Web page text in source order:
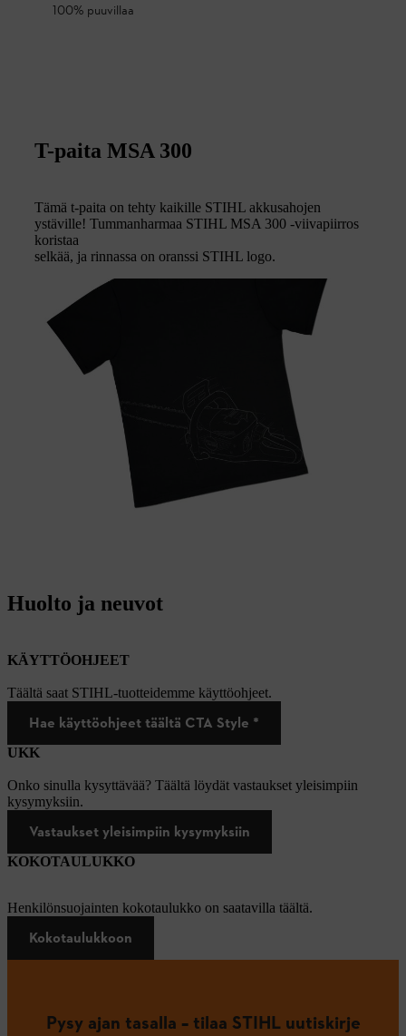
100% puuvillaa
T-paita MSA 300
Tämä t-paita on tehty kaikille STIHL akkusahojen
ystäville! Tummanharmaa STIHL MSA 300 -viivapiirros
koristaa
selkää, ja rinnassa on oranssi STIHL logo.
Huolto ja neuvot
KÄYTTÖOHJEET
Täältä saat STIHL-tuotteidemme käyttöohjeet.
Hae käyttöohjeet täältä CTA Style *
UKK
Onko sinulla kysyttävää? Täältä löydät vastaukset yleisimpiin
kysymyksiin.
Vastaukset yleisimpiin kysymyksiin
KOKOTAULUKKO
Henkilönsuojainten kokotaulukko on saatavilla täältä.
Kokotaulukkoon
Pysy ajan tasalla – tilaa STIHL uutiskirje